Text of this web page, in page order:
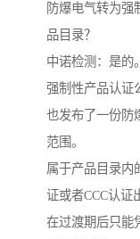
防爆电气转为强
品目录？
中诺检测：是的
强制性产品认证
也发布了一份防
范围。
属于产品目录内
证或者CCC认证
在过渡期后只能